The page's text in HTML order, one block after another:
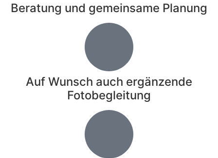
Beratung und gemeinsame Planung
Auf Wunsch auch ergänzende
Fotobegleitung